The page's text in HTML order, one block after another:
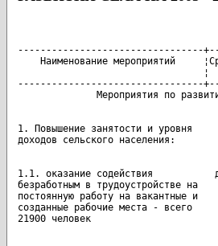
---------------------------------
Наименование мероприятий
¦
---------------------------------
1. Повышение занятости и уровня
1.1. оказание содействия
безработным в трудоустройстве
постоянную работу на вакантные и
созданные рабочие места - всего